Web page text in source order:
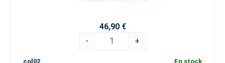
46,90 €
-
+
col02 En stock